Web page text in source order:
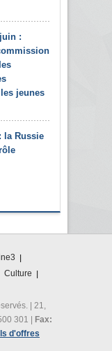
:
jeunes
la Russie
Culture
| 21,
301 |
Fax:
d'offres